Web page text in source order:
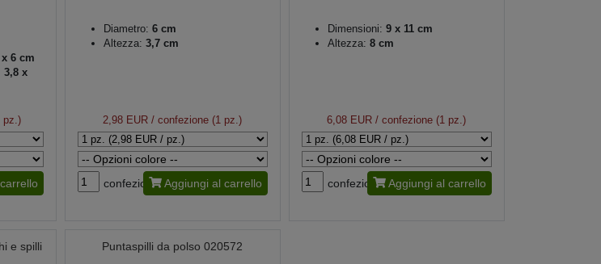
6 cm
3,8 x
pz.)
Diametro: 6 cm
Altezza: 3,7 cm
2,98 EUR / confezione (1 pz.)
confezione Aggiungi al carrello
Dimensioni: 9 x 11 cm
Altezza: 8 cm
6,08 EUR / confezione (1 pz.)
confezione Aggiungi al carrello
e spilli
Puntaspilli da polso 020572